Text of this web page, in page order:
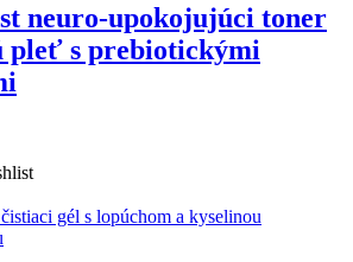
neuro-upokojujúci toner
pleť s prebiotickými